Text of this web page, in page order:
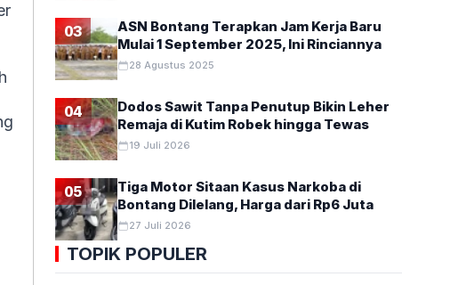
03
ASN Bontang Terapkan Jam Kerja Baru
Mulai 1 September 2025, Ini Rinciannya
28 Agustus 2025
04
Dodos Sawit Tanpa Penutup Bikin Leher
Remaja di Kutim Robek hingga Tewas
19 Juli 2026
05
Tiga Motor Sitaan Kasus Narkoba di
Bontang Dilelang, Harga dari Rp6 Juta
27 Juli 2026
TOPIK POPULER